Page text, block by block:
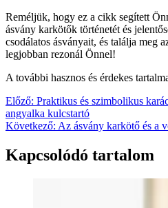
Reméljük, hogy ez a cikk segített
ásvány karkötők történetét és
csodálatos ásványait, és találja meg
legjobban rezonál Önnel!
A további hasznos és érdekes
Bejegyzés
navigáció
Előző: Praktikus és szimbolikus
angyalka kulcstartó
Következő: Az ásvány karkötő és a
Kapcsolódó tartalom